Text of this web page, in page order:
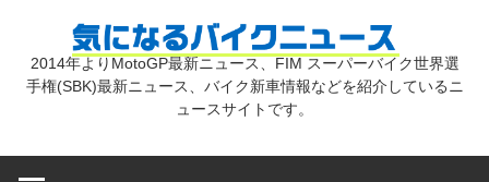
気
2014年よりMotoGP最新ニュース、FIM スーパーバイク世界選
手権(SBK)最新ニュース、バイク新車情報などを紹介しているニ
ュースサイトです。